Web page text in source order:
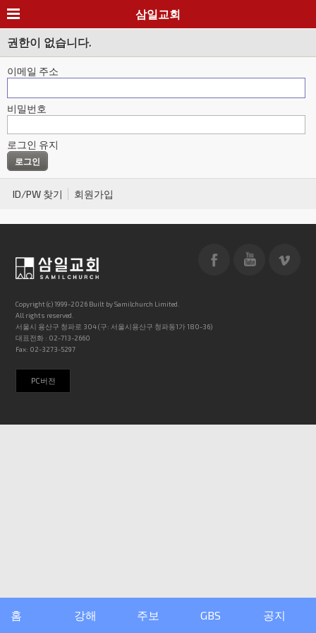
삼일교회
권한이 없습니다.
이메일 주소
비밀번호
로그인 유지
ID/PW 찾기 회원가입
홈 강해 주보 GBS 공지
Copyright (c) 1999-2026 Built by Samilchurch Limited.
All rights reserved.
서울시 용산구 청파로 304 (구: 서울시용산구 청파동1가 180-36)
대표전화 : 02-713-2660
Fax: 02-3273-5297
PC버전